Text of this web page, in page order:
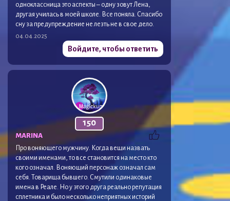
одноклассница это аспекты – одну зовут Лена,
другая училась в моей школе. Все поняла. Спасибо
сну за предупреждение не лезть не в свое дело.
04.04.2025
Войдите, чтобы ответить
150
MARINA
Про воняющего мужчину. Когда вещи назвать
своими именами, то все становится на место кто
кого означал. Воняющий персонаж означал сам
себя. Товарища бывшего. Смутили одинаковые
имена в Реале. Но у этого друга реально репутация
сплетника и было несколько неприятных историй